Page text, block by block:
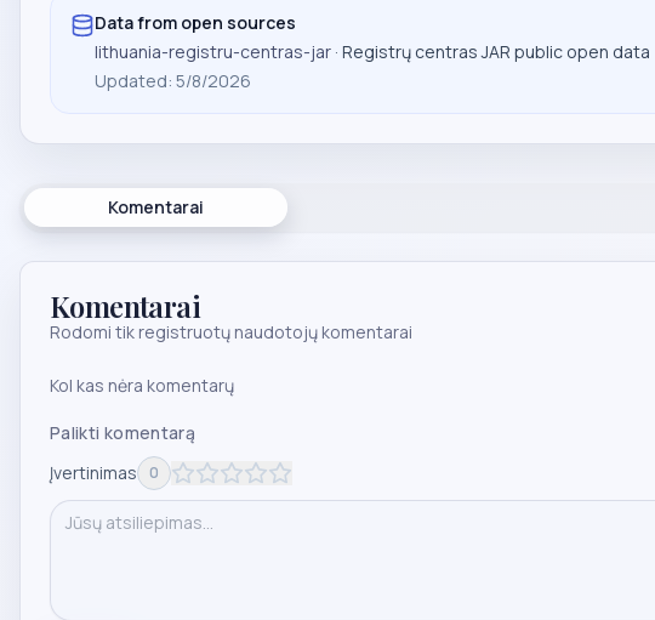
Data from open sources
lithuania-registru-centras-jar · Registrų centras JAR public open data
Updated: 5/8/2026
Komentarai
Komentarai
Rodomi tik registruotų naudotojų komentarai
Kol kas nėra komentarų
Palikti komentarą
Įvertinimas
0